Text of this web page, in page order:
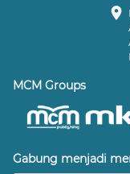
MCM Groups
Gabung menjadi